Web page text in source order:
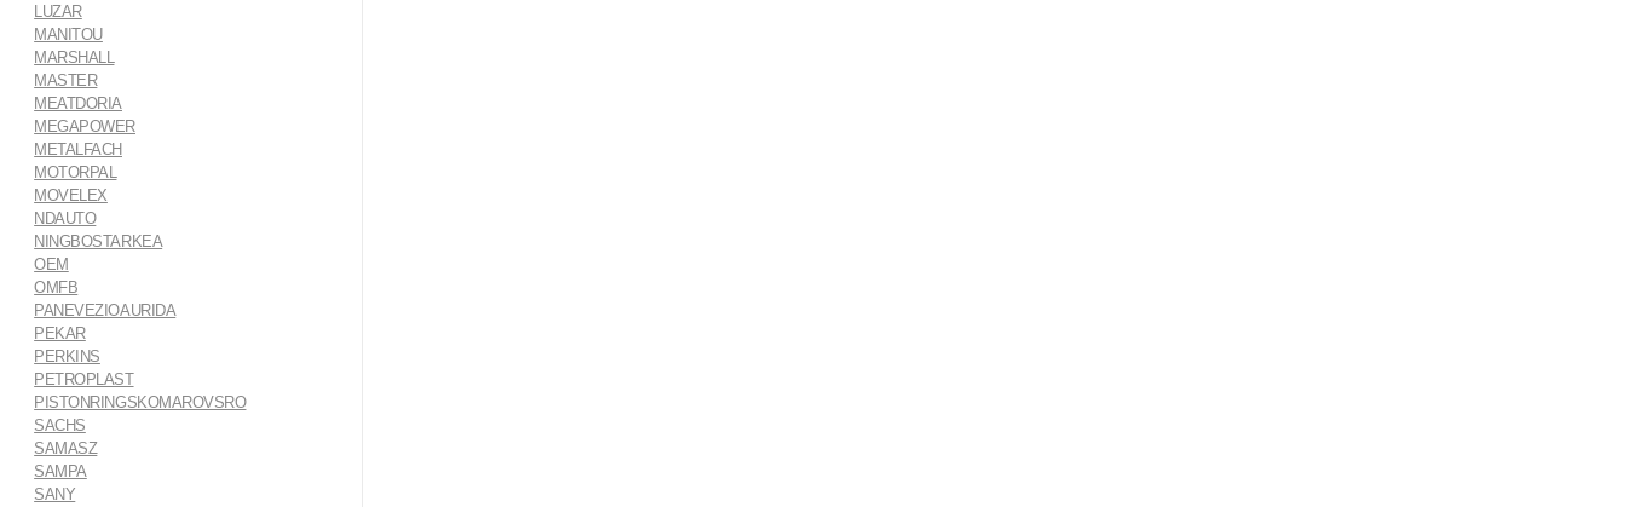
LUZAR
MANITOU
MARSHALL
MASTER
MEATDORIA
MEGAPOWER
METALFACH
MOTORPAL
MOVELEX
NDAUTO
NINGBOSTARKEA
OEM
OMFB
PANEVEZIOAURIDA
PEKAR
PERKINS
PETROPLAST
PISTONRINGSKOMAROVSRO
SACHS
SAMASZ
SAMPA
SANY